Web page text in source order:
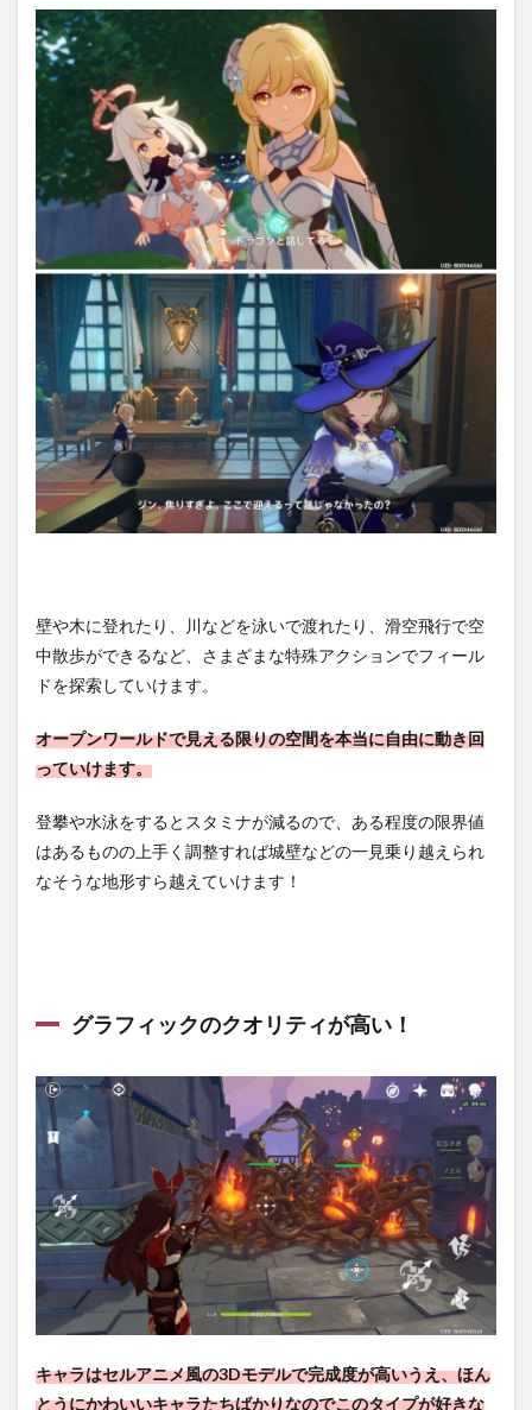
壁や木に登れたり、川などを泳いで渡れたり、滑空飛行で空
中散歩ができるなど、さまざまな特殊アクションでフィール
ドを探索していけます。
オープンワールドで見える限りの空間を本当に自由に動き回
っていけます。
登攀や水泳をするとスタミナが減るので、ある程度の限界値
はあるものの上手く調整すれば城壁などの一見乗り越えられ
なそうな地形すら越えていけます！
グラフィックのクオリティが高い！
キャラはセルアニメ風の3Dモデルで完成度が高いうえ、ほん
とうにかわいいキャラたちばかりなのでこのタイプが好きな